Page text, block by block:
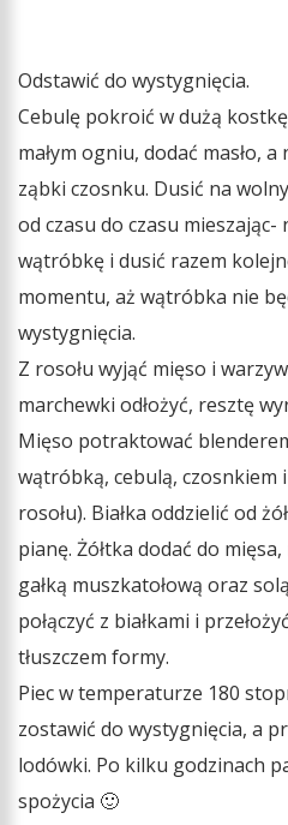
Odstawić do wystygnięcia.
Cebulę pokroić w dużą
małym ogniu, dodać masło,
ząbki czosnku. Dusić na
od czasu do czasu
wątróbkę i dusić razem
momentu, aż wątróbka nie
wystygnięcia.
Z rosołu wyjąć mięso i
marchewki odłożyć, resztę
Mięso potraktować
wątróbką, cebulą, czosnkiem
rosołu). Białka oddzielić od
pianę. Żółtka dodać do
gałką muszkatołową oraz
połączyć z białkami i
tłuszczem formy.
Piec w temperaturze 180
zostawić do wystygnięcia, a
lodówki. Po kilku godzinach
spożycia 🙂